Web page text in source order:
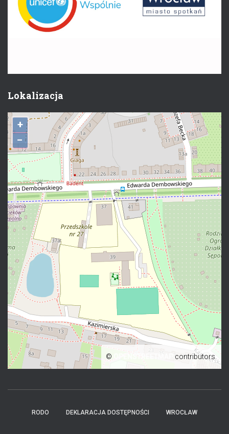
Lokalizacja
+
−
© OPENSTREETMAP contributors.
RODO DEKLARACJA DOSTĘPNOŚCI WROCŁAW